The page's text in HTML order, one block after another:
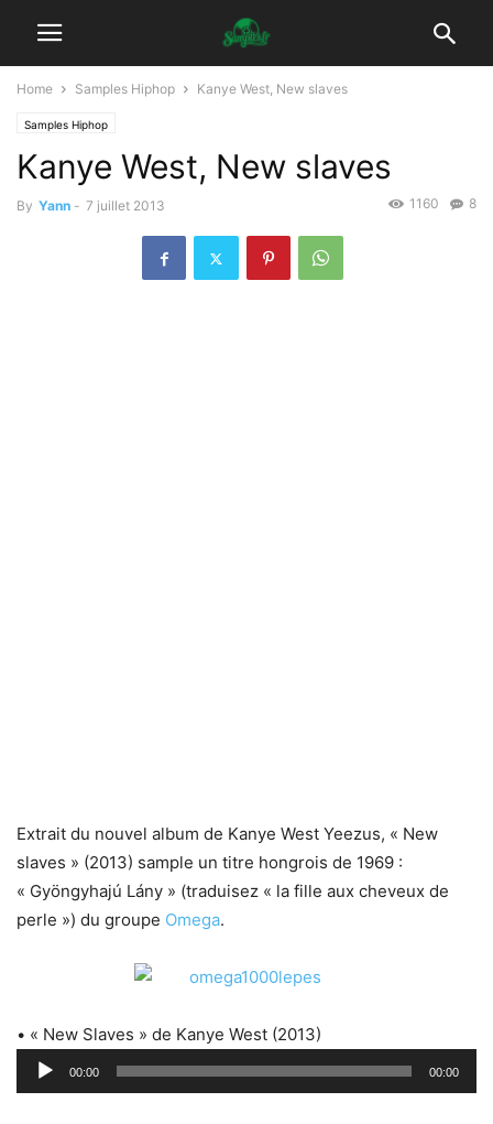
Home Samples Hiphop Kanye West, New slaves
Samples Hiphop
Kanye West, New slaves
By Yann - 7 juillet 2013 8
1160
Extrait du nouvel album de Kanye West Yeezus, « New
slaves » (2013) sample un titre hongrois de 1969 :
« Gyöngyhajú Lány » (traduisez « la fille aux cheveux de
perle ») du groupe Omega.
• « New Slaves » de Kanye West (2013)
Lecteur
audio
00:00 00:00